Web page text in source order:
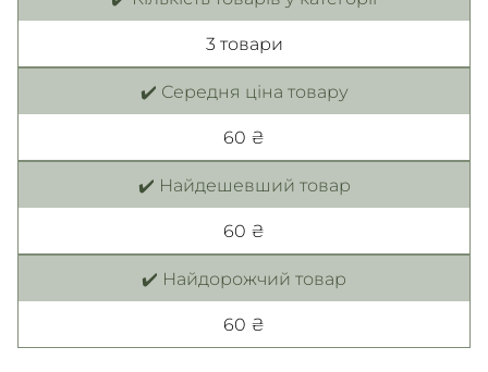
3 товари
✔️ Середня ціна товару
60 ₴
✔️ Найдешевший товар
60 ₴
✔️ Найдорожчий товар
60 ₴